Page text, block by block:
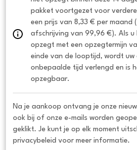
pakket voortgezet voor
een prijs van 8,33 € per maand
afschrijving van 99,96 €). Als u
opzegt met een opzegtermijn
einde van de looptijd, wordt
onbepaalde tijd verlengd en is
opzegbaar.
Na je aankoop ontvang je onze
ook bij of onze e-mails worden
geklikt. Je kunt je op elk moment
privacybeleid voor meer informatie.